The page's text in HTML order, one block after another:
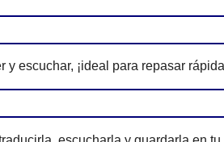
y escuchar, ¡ideal para repasar